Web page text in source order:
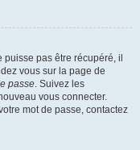
pas être récupéré, il
vous sur la page de
passe. Suivez les
vous connecter.
mot de passe, contactez